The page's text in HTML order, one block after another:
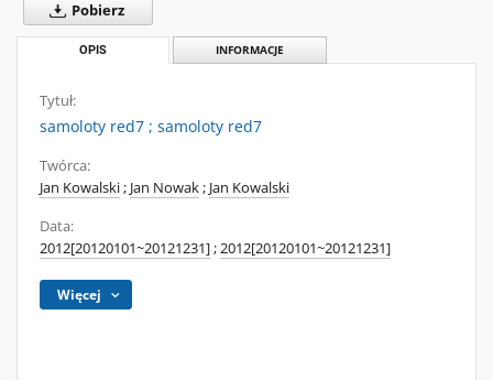
Pobierz
OPIS INFORMACJE
Tytuł:
samoloty red7 ; samoloty red7
Twórca:
Jan Kowalski; Jan Nowak; Jan Kowalski
Data:
2012[20120101~20121231];2012[20120101~20121231]
Więcej